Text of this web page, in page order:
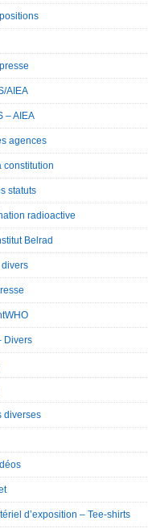
AIEA
– AIEA
agences
constitution
statuts
radioactive
Belrad
divers
Divers
diverses
d’exposition – Tee-shirts